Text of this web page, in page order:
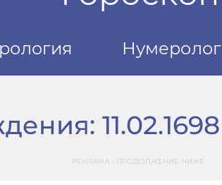
11.02.1698
РЕКЛАМА - ПРОДОЛЖЕНИЕ НИЖЕ